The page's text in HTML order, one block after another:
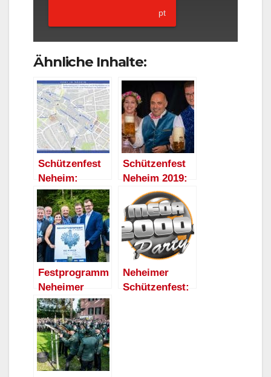
Ähnliche Inhalte:
Schützenfest
Neheim:
Großer
Festzug am
Sonntag
Schützenfest
Neheim 2019:
Fotos und
Video von
Freitag
Festprogramm
Neheimer
Schützenfest
16.-19. August
2019
Neheimer
Schützenfest: